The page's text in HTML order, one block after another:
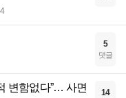
5
댓글
변함없다”… 사면
14